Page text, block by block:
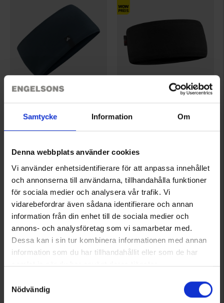
Samtycke Information Om
Denna webbplats använder cookies
Vi använder enhetsidentifierare för att anpassa innehållet
och annonserna till användarna, tillhandahålla funktioner
för sociala medier och analysera vår trafik. Vi
vidarebefordrar även sådana identifierare och annan
information från din enhet till de sociala medier och
annons- och analysföretag som vi samarbetar med.
Dessa kan i sin tur kombinera informationen med annan
information som du har tillhandahållit eller som de har
samlat in när du har använt deras tjänster.
Nödvändig
High Mountain
6933
Bewertung: 4.0 von 5 Sternen
High Mountain
4654
Bewertung:
5715